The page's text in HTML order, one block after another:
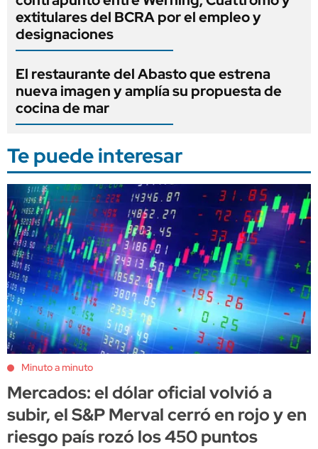
extitulares del BCRA por el empleo y
designaciones
El restaurante del Abasto que estrena
nueva imagen y amplía su propuesta de
cocina de mar
Te puede interesar
Minuto a minuto
Mercados: el dólar oficial volvió a
subir, el S&P Merval cerró en rojo y en
riesgo país rozó los 450 puntos